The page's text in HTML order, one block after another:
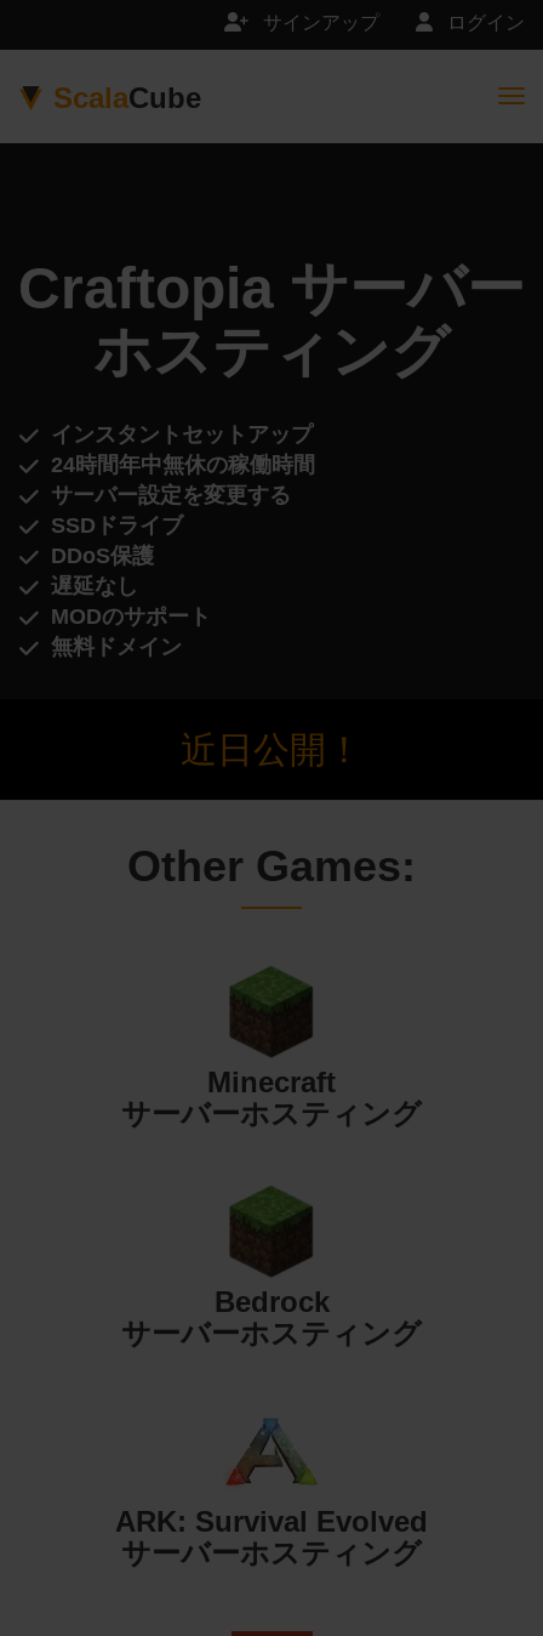
ログイン
サインアップ
ScalaCube
Craftopia サーバー
ホスティング
インスタントセットアップ
24時間年中無休の稼働時間
サーバー設定を変更する
SSDドライブ
DDoS保護
遅延なし
MODのサポート
無料ドメイン
近日公開！
Other Games:
Minecraft
サーバーホスティング
Bedrock
サーバーホスティング
ARK: Survival Evolved
サーバーホスティング